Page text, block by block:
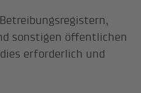
sonstigen öffentlichen
erforderlich und